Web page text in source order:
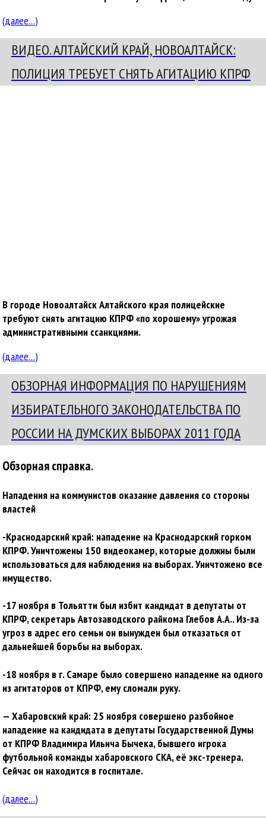
(далее…)
ВИДЕО. АЛТАЙСКИЙ КРАЙ, НОВОАЛТАЙСК:
ПОЛИЦИЯ ТРЕБУЕТ СНЯТЬ АГИТАЦИЮ КПРФ
В городе Новоалтайск Алтайского края полицейские
требуют снять агитацию КПРФ «по хорошему» угрожая
административными ссанкциями.
(далее…)
ОБЗОРНАЯ ИНФОРМАЦИЯ ПО НАРУШЕНИЯМ
ИЗБИРАТЕЛЬНОГО ЗАКОНОДАТЕЛЬСТВА ПО
РОССИИ НА ДУМСКИХ ВЫБОРАХ 2011 ГОДА
Обзорная справка.
Нападения на коммунистов оказание давления со стороны
властей
-Краснодарский край: нападение на Краснодарский горком
КПРФ. Уничтожены 150 видеокамер, которые должны были
использоваться для наблюдения на выборах. Уничтожено все
имущество.
-17 ноября в Тольятти был избит кандидат в депутаты от
КПРФ, секретарь Автозаводского райкома Глебов А.А.. Из-за
угроз в адрес его семьи он вынужден был отказаться от
дальнейшей борьбы на выборах.
-18 ноября в г. Самаре было совершено нападение на одного
из агитаторов от КПРФ, ему сломали руку.
— Хабаровский край: 25 ноября совершено разбойное
нападение на кандидата в депутаты Государственной Думы
от КПРФ Владимира Ильича Бычека, бывшего игрока
футбольной команды хабаровского СКА, её экс-тренера.
Сейчас он находится в госпитале.
(далее…)